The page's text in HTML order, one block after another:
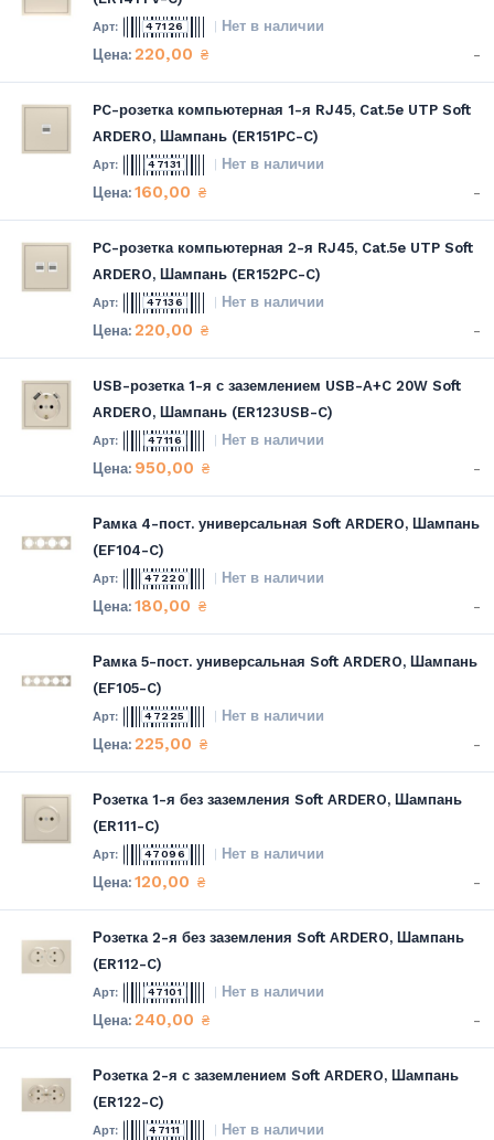
47126 Нет в наличии
220,00 ₴ -
PC-розетка компьютерная 1-я RJ45, Cat.5e UTP Soft
ARDERO, Шампань (ER151PC-C)
47131 Нет в наличии
160,00 ₴ -
PC-розетка компьютерная 2-я RJ45, Cat.5e UTP Soft
ARDERO, Шампань (ER152PC-C)
47136 Нет в наличии
220,00 ₴ -
USB-розетка 1-я с заземлением USB-A+C 20W Soft
ARDERO, Шампань (ER123USB-C)
47116 Нет в наличии
950,00 ₴ -
Рамка 4-пост. универсальная Soft ARDERO, Шампань
(EF104-C)
47220 Нет в наличии
180,00 ₴ -
Рамка 5-пост. универсальная Soft ARDERO, Шампань
(EF105-C)
47225 Нет в наличии
225,00 ₴ -
Розетка 1-я без заземления Soft ARDERO, Шампань
(ER111-C)
47096 Нет в наличии
120,00 ₴ -
Розетка 2-я без заземления Soft ARDERO, Шампань
(ER112-C)
47101 Нет в наличии
240,00 ₴ -
Розетка 2-я с заземлением Soft ARDERO, Шампань
(ER122-C)
47111 Нет в наличии